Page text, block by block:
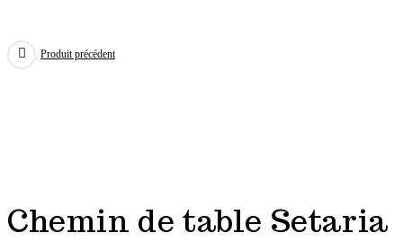
Produit précédent
Chemin de table Setaria